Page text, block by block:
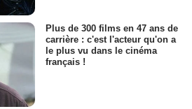
Plus de 300 films en 47 ans de
carrière : c'est l'acteur qu'on a
le plus vu dans le cinéma
français !